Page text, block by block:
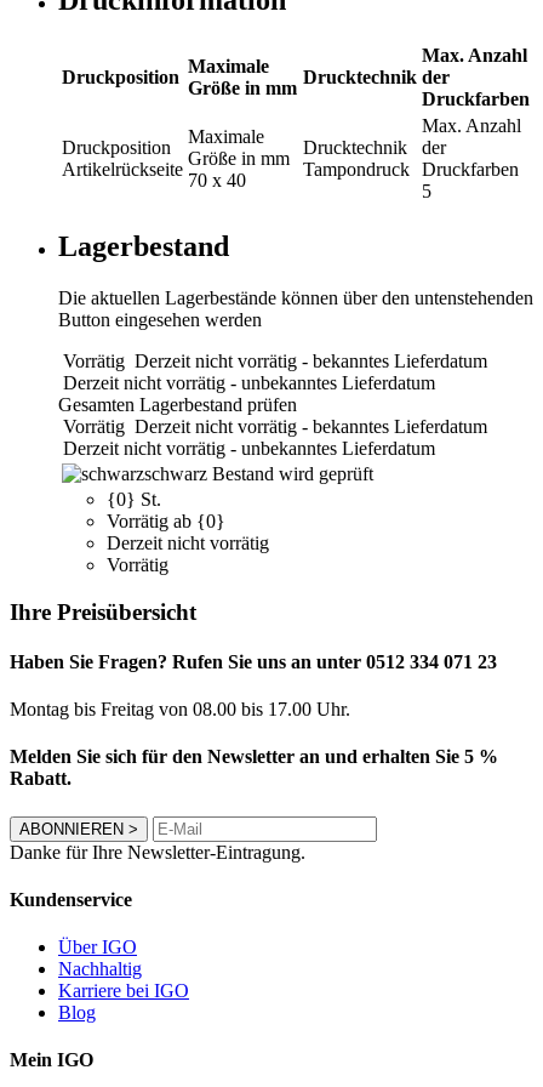
Druckposition
Maximale
Größe in mm
Drucktechnik
Max. Anzahl
der
Druckfarben
Druckposition
Artikelrückseite
Maximale
Größe in mm
70 x 40
Drucktechnik
Tampondruck
Max. Anzahl
der
Druckfarben
5
Lagerbestand
Die aktuellen Lagerbestände können über den untenstehenden
Button eingesehen werden
Vorrätig Derzeit nicht vorrätig - bekanntes Lieferdatum
Derzeit nicht vorrätig - unbekanntes Lieferdatum
Gesamten Lagerbestand prüfen
Vorrätig Derzeit nicht vorrätig - bekanntes Lieferdatum
Derzeit nicht vorrätig - unbekanntes Lieferdatum
schwarz Bestand wird geprüft
{0} St.
Vorrätig ab {0}
Derzeit nicht vorrätig
Vorrätig
Ihre Preisübersicht
Haben Sie Fragen? Rufen Sie uns an unter 0512 334 071 23
Montag bis Freitag von 08.00 bis 17.00 Uhr.
Melden Sie sich für den Newsletter an und erhalten Sie 5 %
Rabatt.
ABONNIEREN >
Danke für Ihre Newsletter-Eintragung.
Kundenservice
Über IGO
Nachhaltig
Karriere bei IGO
Blog
Mein IGO